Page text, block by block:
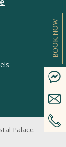
Palace.
BOOK NOW